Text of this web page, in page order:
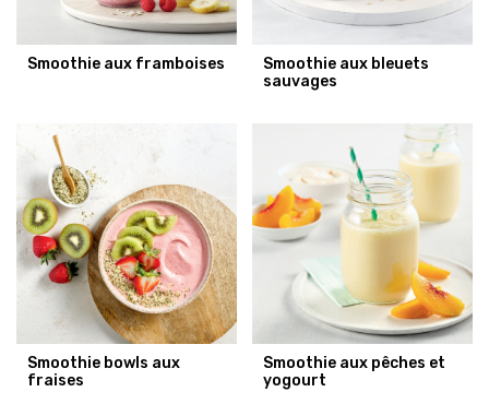
Smoothie aux framboises
Smoothie aux bleuets
sauvages
Smoothie bowls aux
fraises
Smoothie aux pêches et
yogourt